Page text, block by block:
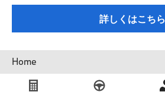
詳しくはこちら
パ
ン
Home